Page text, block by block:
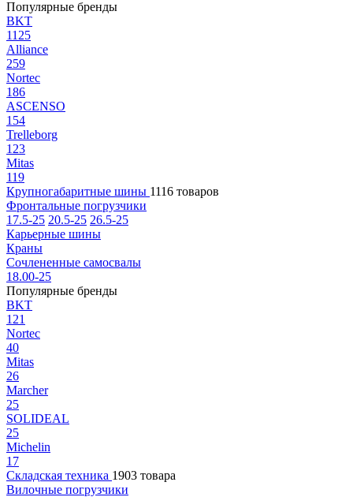
Популярные бренды
BKT
1125
Alliance
259
Nortec
186
ASCENSO
154
Trelleborg
123
Mitas
119
Крупногабаритные шины 1116 товаров
Фронтальные погрузчики
17.5-25 20.5-25 26.5-25
Карьерные шины
Краны
Сочлененные самосвалы
18.00-25
Популярные бренды
BKT
121
Nortec
40
Mitas
26
Marcher
25
SOLIDEAL
25
Michelin
17
Складская техника 1903 товара
Вилочные погрузчики